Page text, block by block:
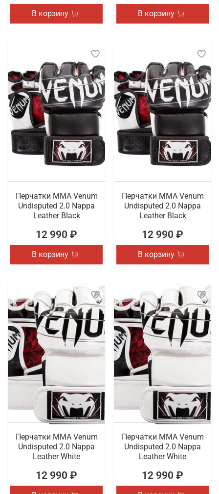
В корзину В корзину
Перчатки ММА Venum
Undisputed 2.0 Nappa
Leather Black
12 990 ₽
В корзину
Перчатки ММА Venum
Undisputed 2.0 Nappa
Leather Black
12 990 ₽
В корзину
Перчатки ММА Venum
Undisputed 2.0 Nappa
Leather White
12 990 ₽
Перчатки ММА Venum
Undisputed 2.0 Nappa
Leather White
12 990 ₽